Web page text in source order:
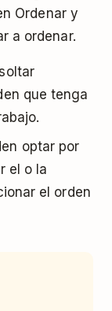
Ordenar y
a ordenar.
que tenga
optar por
el o la
el orden